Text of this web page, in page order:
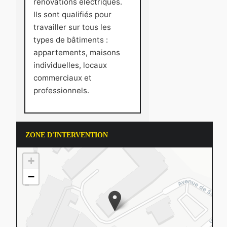
Ils sont qualifiés pour
travailler sur tous les
types de bâtiments :
appartements, maisons
individuelles, locaux
commerciaux et
professionnels.
ZONE D'INTERVENTION
+
−